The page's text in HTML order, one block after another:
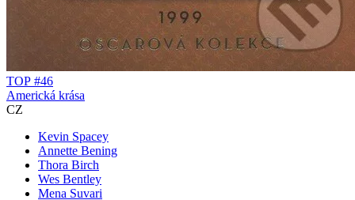
TOP #46
Americká krása
CZ
Kevin Spacey
Annette Bening
Thora Birch
Wes Bentley
Mena Suvari